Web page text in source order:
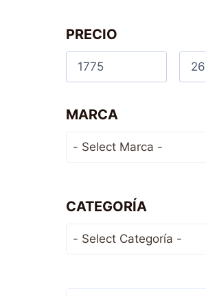
PRECIO
MARCA
CATEGORÍA